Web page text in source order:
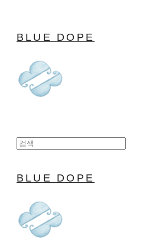
BLUE DOPE
BLUE DOPE